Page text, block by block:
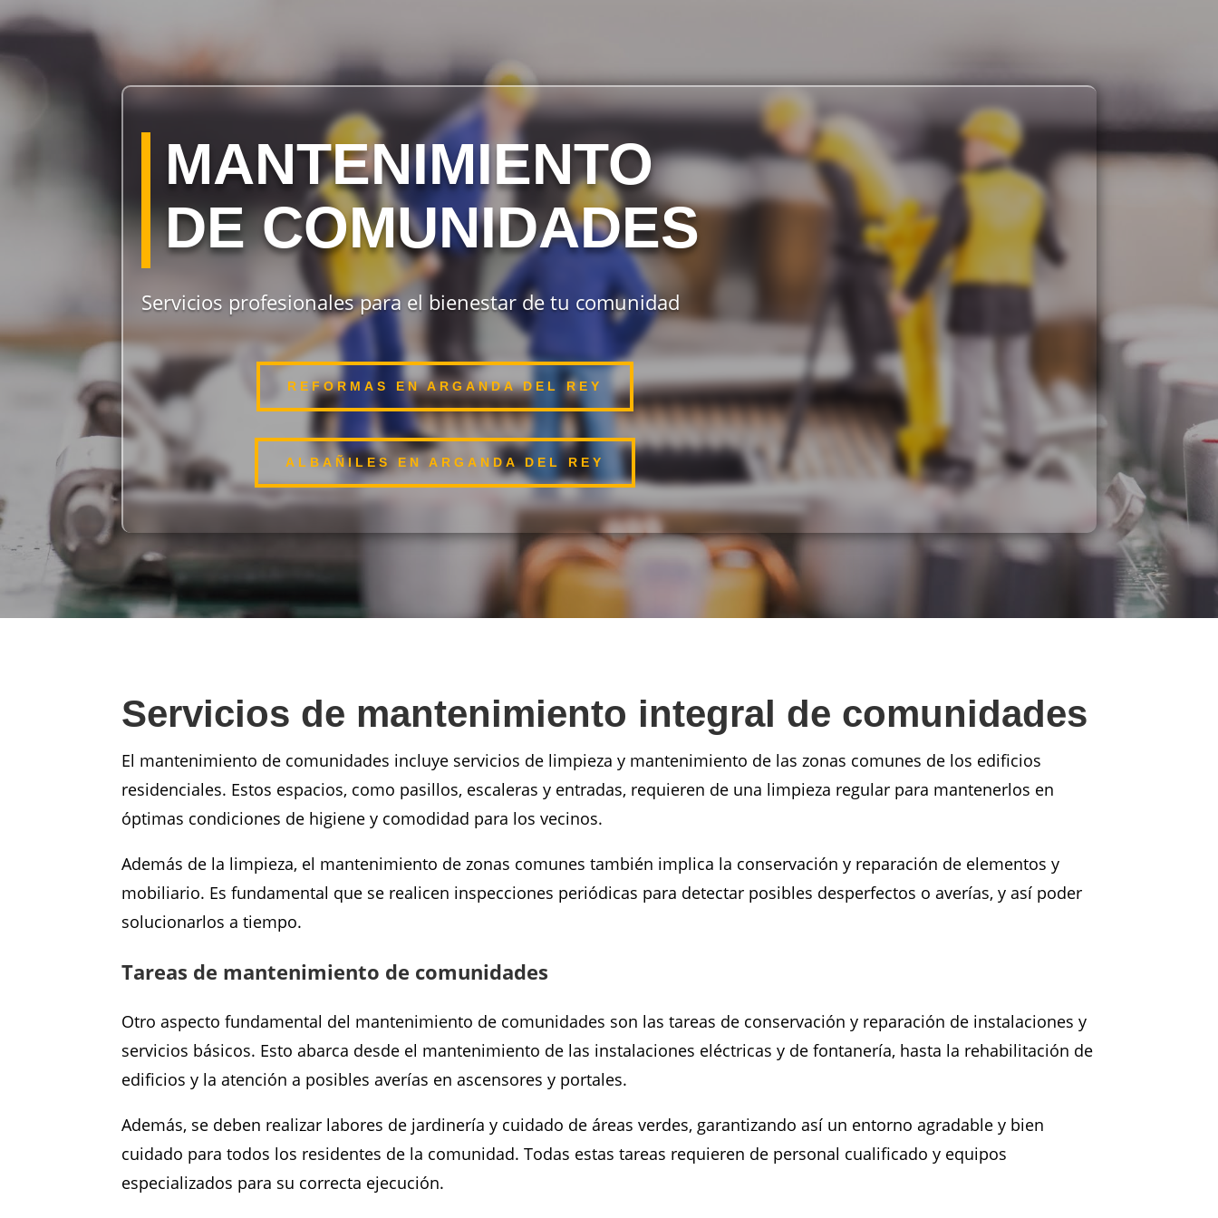
MANTENIMIENTO
DE COMUNIDADES
Servicios profesionales para el bienestar de tu comunidad
REFORMAS EN ARGANDA DEL REY
ALBAÑILES EN ARGANDA DEL REY
Su comunidad al día
Multiservicios Morosan
Servicios de mantenimiento integral de comunidades
El mantenimiento de comunidades incluye servicios de limpieza y mantenimiento de las zonas comunes de los edificios
residenciales. Estos espacios, como pasillos, escaleras y entradas, requieren de una limpieza regular para mantenerlos en
óptimas condiciones de higiene y comodidad para los vecinos.
Además de la limpieza, el mantenimiento de zonas comunes también implica la conservación y reparación de elementos y
mobiliario. Es fundamental que se realicen inspecciones periódicas para detectar posibles desperfectos o averías, y así poder
solucionarlos a tiempo.
Tareas de mantenimiento de comunidades
Otro aspecto fundamental del mantenimiento de comunidades son las tareas de conservación y reparación de instalaciones y
servicios básicos. Esto abarca desde el mantenimiento de las instalaciones eléctricas y de fontanería, hasta la rehabilitación de
edificios y la atención a posibles averías en ascensores y portales.
Además, se deben realizar labores de jardinería y cuidado de áreas verdes, garantizando así un entorno agradable y bien
cuidado para todos los residentes de la comunidad. Todas estas tareas requieren de personal cualificado y equipos
especializados para su correcta ejecución.